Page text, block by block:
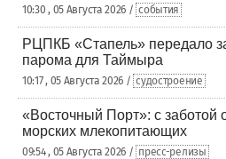
10:30 , 05 Августа 2026 / события
РЦПКБ «Стапель» передало
парома для Таймыра
10:17 , 05 Августа 2026 / судостроение
«Восточный Порт»: с заботой
морских млекопитающих
09:54 , 05 Августа 2026 / пресс-релизы